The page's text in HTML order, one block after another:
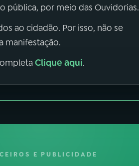
pública, por meio das Ouvidorias.
ao cidadão. Por isso, não se
manifestação.
Clique aqui.
E PUBLICIDADE